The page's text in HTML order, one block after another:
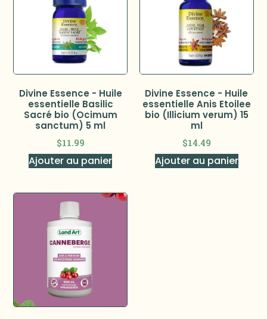
Divine Essence - Huile
essentielle Basilic
Sacré bio (Ocimum
sanctum) 5 ml
$11.99
Ajouter au panier
Divine Essence - Huile
essentielle Anis Etoilee
bio (Illicium verum) 15
ml
$14.49
Ajouter au panier